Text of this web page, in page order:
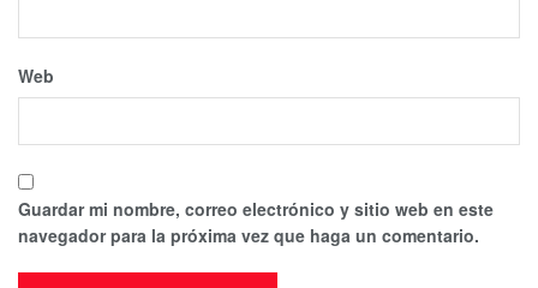
Web
Guardar mi nombre, correo electrónico y sitio web en este
navegador para la próxima vez que haga un comentario.